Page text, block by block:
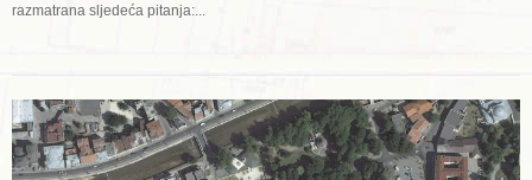
razmatrana sljedeća pitanja:...